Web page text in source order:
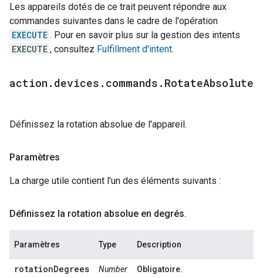
Les appareils dotés de ce trait peuvent répondre aux
commandes suivantes dans le cadre de l'opération
EXECUTE . Pour en savoir plus sur la gestion des intents
EXECUTE , consultez Fulfillment d'intent.
action . devices . commands . RotateAbsolute
Définissez la rotation absolue de l'appareil.
Paramètres
La charge utile contient l'un des éléments suivants :
Définissez la rotation absolue en degrés.
Paramètres Type Description
rotationDegrees Number Obligatoire.